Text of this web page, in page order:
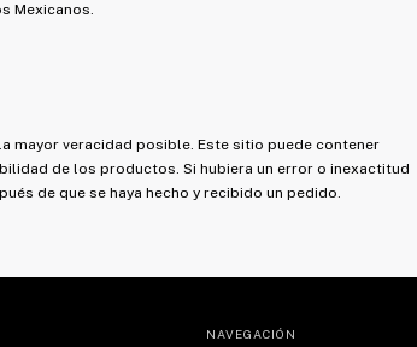
Mexicanos.
mayor veracidad posible. Este sitio puede contener
de los productos. Si hubiera un error o inexactitud
de que se haya hecho y recibido un pedido.
NAVEGACIÓN